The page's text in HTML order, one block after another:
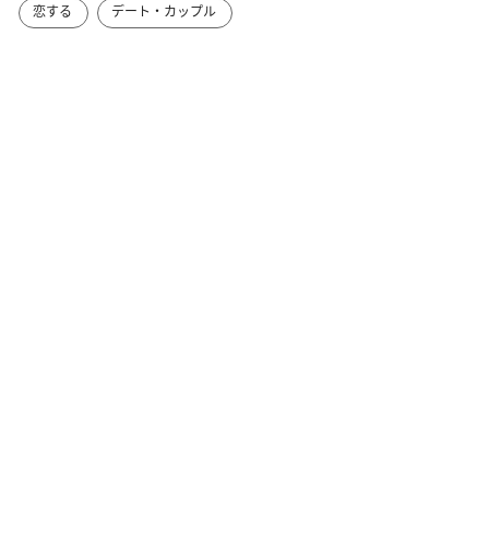
恋する
デート・カップル